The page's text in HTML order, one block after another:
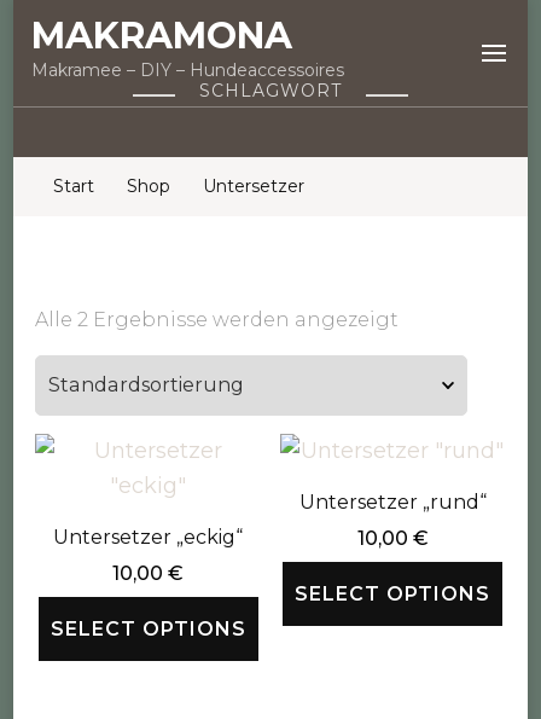
MAKRAMONA
Makramee – DIY – Hundeaccessoires
SCHLAGWORT
Start Shop Untersetzer
Alle 2 Ergebnisse werden angezeigt
Untersetzer „eckig“
10,00€
SELECT OPTIONS
Untersetzer „rund“
10,00 €
SELECT OPTIONS